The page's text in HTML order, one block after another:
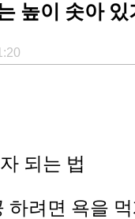
높이 솟아
되는 법
하려면 욕을